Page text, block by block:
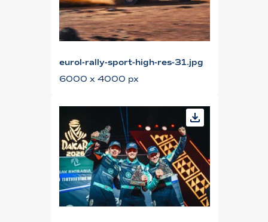
eurol-rally-sport-high-res-31.jpg
6000 x 4000 px